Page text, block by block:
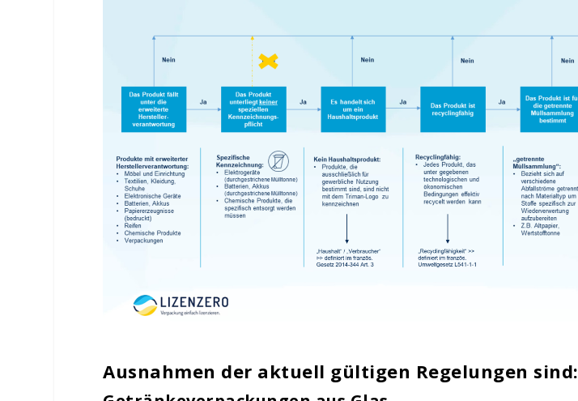
Ausnahmen der aktuell gültigen Regelungen sind: